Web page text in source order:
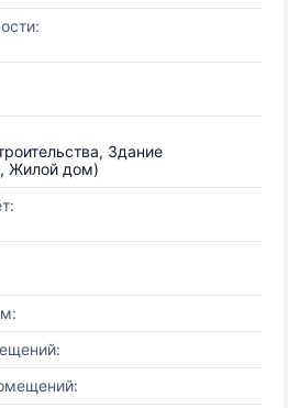
Здание
Жилой дом)